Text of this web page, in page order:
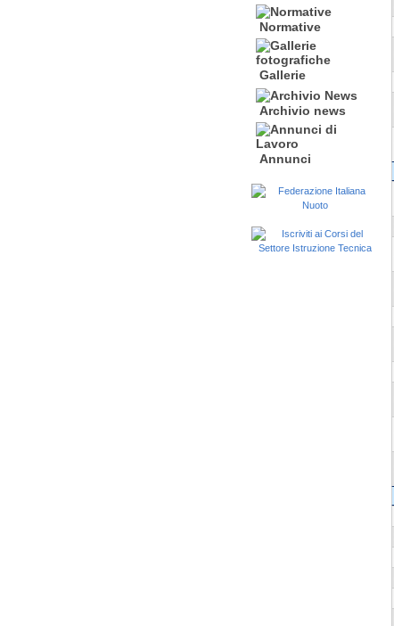
Normative
Gallerie
Archivio news
Annunci